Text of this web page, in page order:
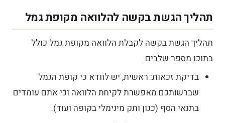
תהליך הגשת בקשה להלוואה מקופת גמל
תהליך הגשת בקשה לקבלת הלוואה מקופת גמל כולל
בתוכו מספר שלבים:
בדיקת זכאות: ראשית, יש לוודא כי קופת הגמל
שברשותכם מאפשרת לקיחת הלוואה וכי אתם עומדים
בתנאי הסף (כגון ותק מינימלי בקופה ועוד).